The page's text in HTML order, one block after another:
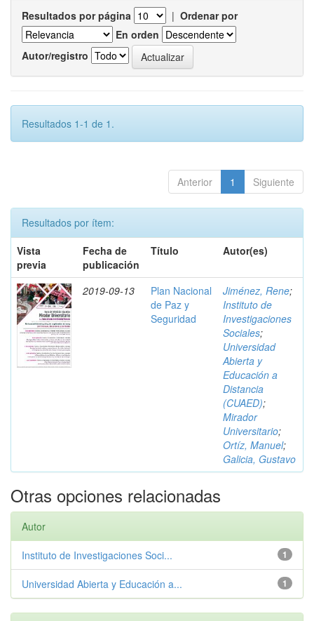
Resultados por página | Ordenar por
En orden
Autor/registro
Resultados 1-1 de 1.
Anterior 1 Siguiente
Resultados por ítem:
Vista
previa
Fecha de
publicación
Título Autor(es)
2019-09-13
Plan Nacional
de Paz y
Seguridad
Jiménez, Rene;
Instituto de
Investigaciones
Sociales;
Universidad
Abierta y
Educación a
Distancia
(CUAED);
Mirador
Universitario;
Ortíz, Manuel;
Galicia, Gustavo
Otras opciones relacionadas
Autor
1
Instituto de Investigaciones Soci...
1
Universidad Abierta y Educación a...